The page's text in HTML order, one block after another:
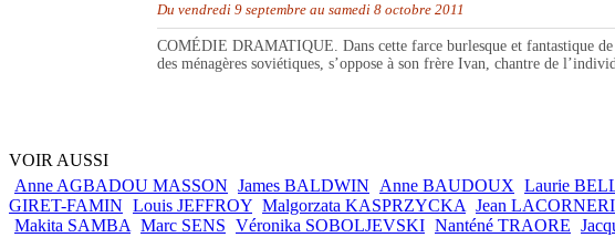
Du vendredi 9 septembre au samedi 8 octobre 2011
COMÉDIE DRAMATIQUE. Dans cette farce burlesque et fantastique
des ménagères soviétiques, s’oppose à son frère Ivan, chantre de
VOIR AUSSI
Anne AGBADOU MASSON James BALDWIN Anne BAUDOUX Laurie
GIRET-FAMIN Louis JEFFROY Malgorzata KASPRZYCKA Jean
Makita SAMBA Marc SENS Véronika SOBOLJEVSKI Nanténé TRAORE